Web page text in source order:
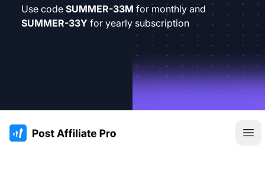
Use code SUMMER-33M for monthly and
SUMMER-33Y for yearly subscription
:site.title